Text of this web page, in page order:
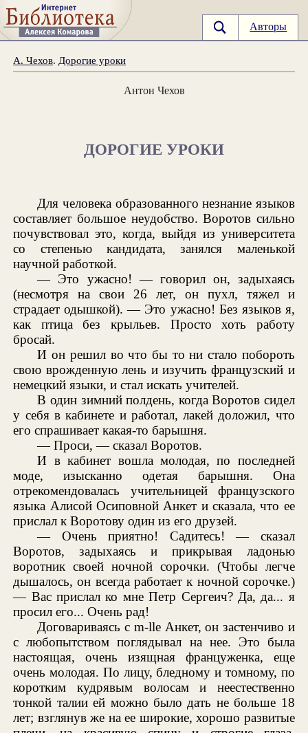
Авторы
А. Чехов. Дорогие уроки
Антон Чехов
ДОРОГИЕ УРОКИ
Для человека образованного незнание языков
составляет большое неудобство. Воротов сильно
почувствовал это, когда, выйдя из университета
со степенью кандидата, занялся маленькой
научной работкой.
— Это ужасно! — говорил он, задыхаясь
(несмотря на свои 26 лет, он пухл, тяжел и
страдает одышкой). — Это ужасно! Без языков я,
как птица без крыльев. Просто хоть работу
бросай.
И он решил во что бы то ни стало побороть
свою врожденную лень и изучить французский и
немецкий языки, и стал искать учителей.
В один зимний полдень, когда Воротов сидел
у себя в кабинете и работал, лакей доложил, что
его спрашивает какая-то барышня.
— Проси, — сказал Воротов.
И в кабинет вошла молодая, по последней
моде, изысканно одетая барышня. Она
отрекомендовалась учительницей французского
языка Алисой Осиповной Анкет и сказала, что ее
прислал к Воротову один из его друзей.
— Очень приятно! Садитесь! — сказал
Воротов, задыхаясь и прикрывая ладонью
воротник своей ночной сорочки. (Чтобы легче
дышалось, он всегда работает к ночной сорочке.)
— Вас прислал ко мне Петр Сергеич? Да, да... я
просил его... Очень рад!
Договариваясь с m-lle Анкет, он застенчиво и
с любопытством поглядывал на нее. Это была
настоящая, очень изящная француженка, еще
очень молодая. По лицу, бледному и томному, по
коротким кудрявым волосам и неестественно
тонкой талии ей можно было дать не больше 18
лет; взглянув же на ее широкие, хорошо развитые